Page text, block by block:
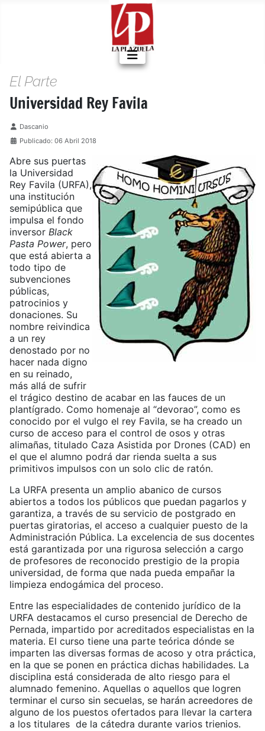
El Parte
Universidad Rey Favila
Detalles
Dascanio
Publicado: 06 Abril 2018
Abre sus puertas
la Universidad
Rey Favila (URFA),
una institución
semipública que
impulsa el fondo
inversor Black
Pasta Power, pero
que está abierta a
todo tipo de
subvenciones
públicas,
patrocinios y
donaciones. Su
nombre reivindica
a un rey
denostado por no
hacer nada digno
en su reinado,
más allá de sufrir
el trágico destino de acabar en las fauces de un
plantígrado. Como homenaje al “devorao”, como es
conocido por el vulgo el rey Favila, se ha creado un
curso de acceso para el control de osos y otras
alimañas, titulado Caza Asistida por Drones (CAD) en
el que el alumno podrá dar rienda suelta a sus
primitivos impulsos con un solo clic de ratón.
La URFA presenta un amplio abanico de cursos
abiertos a todos los públicos que puedan pagarlos y
garantiza, a través de su servicio de postgrado en
puertas giratorias, el acceso a cualquier puesto de la
Administración Pública. La excelencia de sus docentes
está garantizada por una rigurosa selección a cargo
de profesores de reconocido prestigio de la propia
universidad, de forma que nada pueda empañar la
limpieza endogámica del proceso.
Entre las especialidades de contenido jurídico de la
URFA destacamos el curso presencial de Derecho de
Pernada, impartido por acreditados especialistas en la
materia. El curso tiene una parte teórica dónde se
imparten las diversas formas de acoso y otra práctica,
en la que se ponen en práctica dichas habilidades. La
disciplina está considerada de alto riesgo para el
alumnado femenino. Aquellas o aquellos que logren
terminar el curso sin secuelas, se harán acreedores de
alguno de los puestos ofertados para llevar la cartera
a los titulares de la cátedra durante varios trienios.